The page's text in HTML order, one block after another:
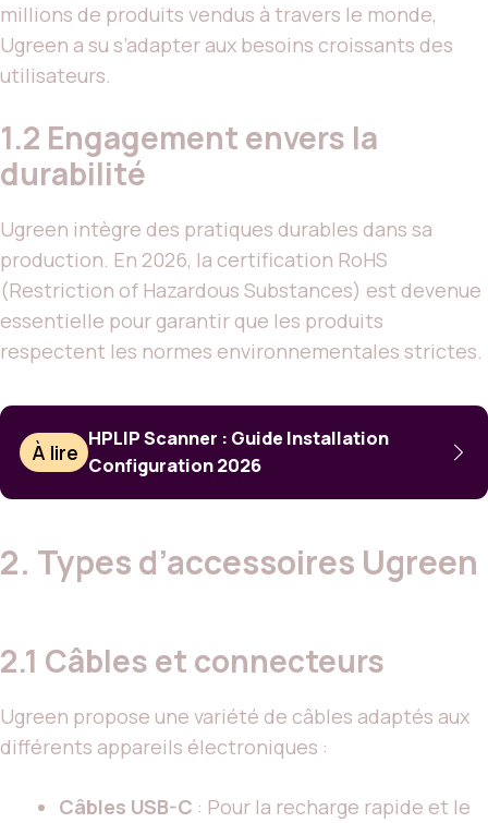
millions de produits vendus à travers le monde,
Ugreen a su s’adapter aux besoins croissants des
utilisateurs.
1.2 Engagement envers la
durabilité
Ugreen intègre des pratiques durables dans sa
production. En 2026, la certification RoHS
(Restriction of Hazardous Substances) est devenue
essentielle pour garantir que les produits
respectent les normes environnementales strictes.
À lire
HPLIP Scanner : Guide Installation
Configuration 2026
2. Types d’accessoires Ugreen
2.1 Câbles et connecteurs
Ugreen propose une variété de câbles adaptés aux
différents appareils électroniques :
Câbles USB-C : Pour la recharge rapide et le